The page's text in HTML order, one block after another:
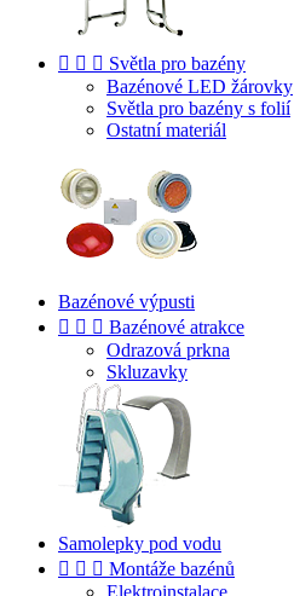
   Světla pro bazény
Bazénové LED žárovky
Světla pro bazény s folií
Ostatní materiál
Bazénové výpusti
   Bazénové atrakce
Odrazová prkna
Skluzavky
Samolepky pod vodu
   Montáže bazénů
Elektroinstalace